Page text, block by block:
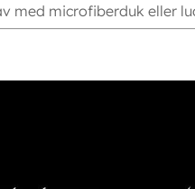
med microfiberduk eller